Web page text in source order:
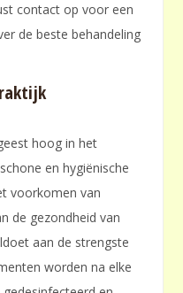
contact op voor een
de beste behandeling
hoog in het
en hygiënische
voorkomen van
de gezondheid van
aan de strengste
worden na elke